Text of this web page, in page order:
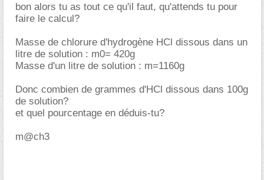
bon alors tu as tout ce qu'il faut, qu'attends tu pour
faire le calcul?
Masse de chlorure d'hydrogène HCl dissous dans un
litre de solution : m0= 420g
Masse d'un litre de solution : m=1160g
Donc combien de grammes d'HCl dissous dans 100g
de solution?
et quel pourcentage en déduis-tu?
m@ch3